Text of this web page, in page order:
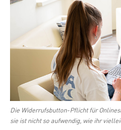
Die Widerrufsbutton-Pflicht für
sie ist nicht so aufwendig, wie ihr